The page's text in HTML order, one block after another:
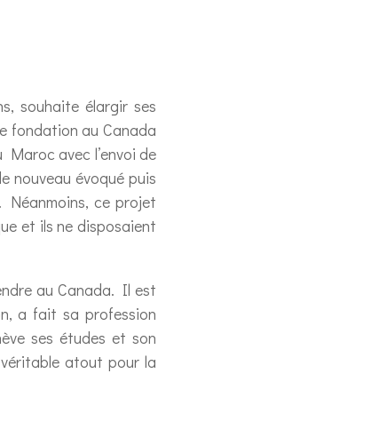
souhaite élargir ses
fondation au Canada
avec l’envoi de
nouveau évoqué puis
Néanmoins, ce projet
et ils ne disposaient
au Canada. Il est
a fait sa profession
ses études et son
atout pour la